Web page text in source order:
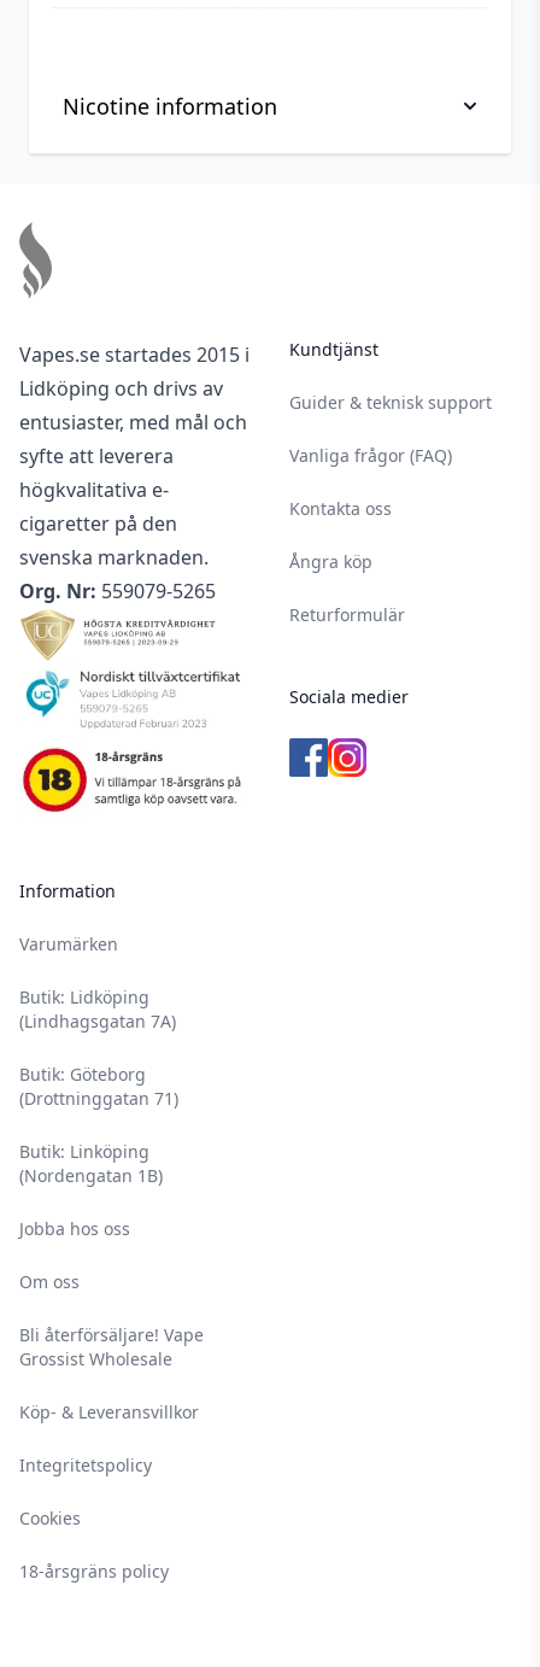
Nicotine information
utspädd men ska användas med försiktighet.
Vid kontakt av nikotin på huden bör du alltid
noggrant tvätta den av den del som
exponerats.
Använd gärna handskar och undvik att röra
dina ögon och ditt ansikte vid hantering av
nikotin.
Nikotin- & tobaksprodukter har en laglig
åldersgräns på 18 år.
Denna produkt är endast avsedd för vuxna
rökare.
För optimal livslängd på din nikotinvätska bör
den förvaras i 12 °C.
Förvara all din utrustning och alla nikotinvaror
användning.
Uppsök alltid läkare och/eller akutmottagning
då det är väldigt skadligt för icke-vuxna
personer.
Upplever du ihållande biverkningar som är
angivna i säkerhetsbilagan, vänligen uppsök
säkerhetsbilagan.
minst 2 år vid oöppnad förpackning och minst
torr och mörk plats.
Vapes.se startades 2015 i
Lidköping och drivs av
entusiaster, med mål och
syfte att leverera
högkvalitativa e-
cigaretter på den
svenska marknaden.
Org. Nr: 559079-5265
Information
Varumärken
Butik: Lidköping
(Lindhagsgatan 7A)
Butik: Göteborg
(Drottninggatan 71)
Butik: Linköping
(Nordengatan 1B)
Jobba hos oss
Om oss
Bli återförsäljare! Vape
Grossist Wholesale
Köp- & Leveransvillkor
Integritetspolicy
Cookies
18-årsgräns policy
Kundtjänst
Guider & teknisk support
Vanliga frågor (FAQ)
Kontakta oss
Ångra köp
Returformulär
Sociala medier